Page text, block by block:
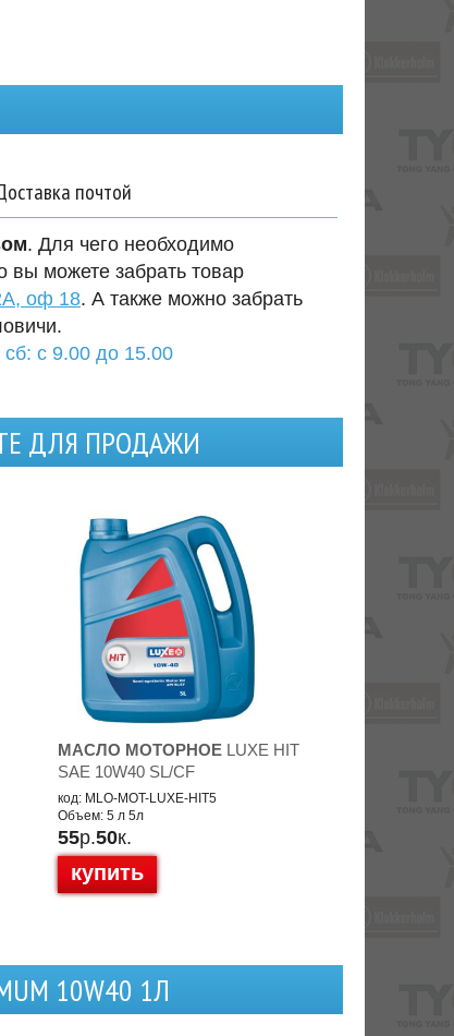
почтой
. Для чего необходимо
вы можете забрать товар
оф 18. А также можно забрать
с 9.00 до 15.00
ДЛЯ ПРОДАЖИ
МАСЛО МОТОРНОЕLUXE HIT
SAE 10W40 SL/CF
код: MLO-MOT-LUXE-HIT5
Объем: 5 л 5л
55р.50к.
купить
10W40 1Л